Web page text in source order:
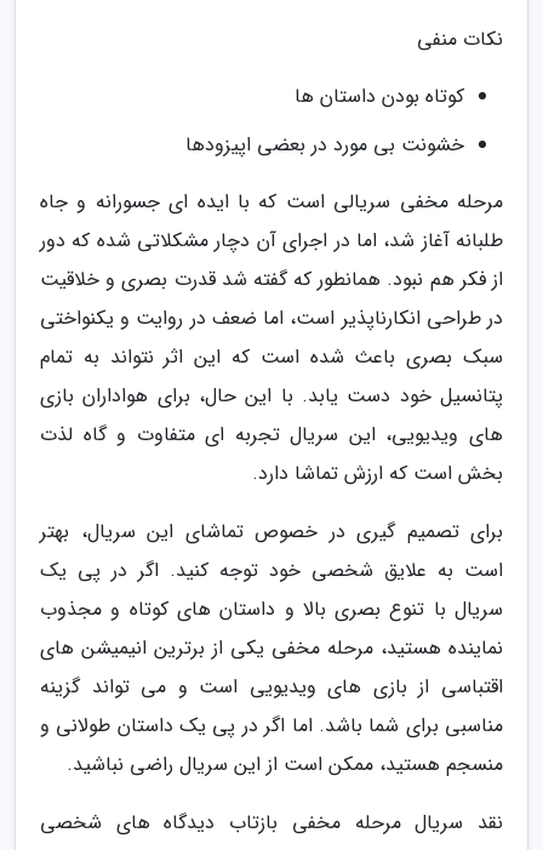
نکات منفی
کوتاه بودن داستان ها
خشونت بی مورد در بعضی اپیزودها
مرحله مخفی سریالی است که با ایده ای جسورانه و جاه
طلبانه آغاز شد، اما در اجرای آن دچار مشکلاتی شده که دور
از فکر هم نبود. همانطور که گفته شد قدرت بصری و خلاقیت
در طراحی انکارناپذیر است، اما ضعف در روایت و یکنواختی
سبک بصری باعث شده است که این اثر نتواند به تمام
پتانسیل خود دست یابد. با این حال، برای هواداران بازی
های ویدیویی، این سریال تجربه ای متفاوت و گاه لذت
بخش است که ارزش تماشا دارد.
برای تصمیم گیری در خصوص تماشای این سریال، بهتر
است به علایق شخصی خود توجه کنید. اگر در پی یک
سریال با تنوع بصری بالا و داستان های کوتاه و مجذوب
نماینده هستید، مرحله مخفی یکی از برترین انیمیشن های
اقتباسی از بازی های ویدیویی است و می تواند گزینه
مناسبی برای شما باشد. اما اگر در پی یک داستان طولانی و
منسجم هستید، ممکن است از این سریال راضی نباشید.
نقد سریال مرحله مخفی بازتاب دیدگاه های شخصی